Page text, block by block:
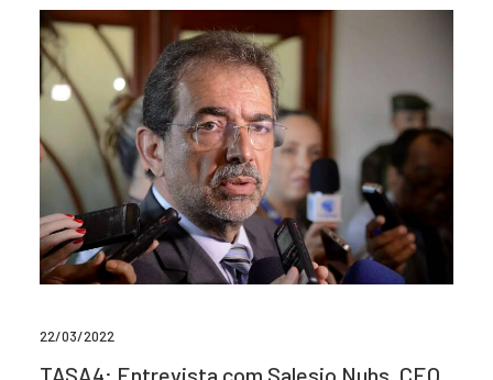
22/03/2022
TASA4: Entrevista com Salesio Nuhs, CEO